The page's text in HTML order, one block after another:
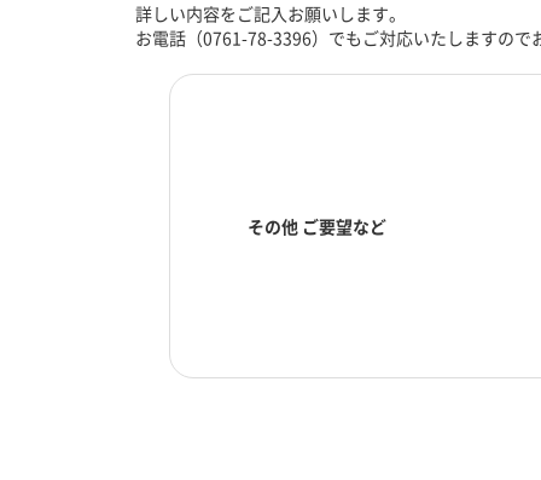
詳しい内容をご記入お願いします。
お電話（0761-78-3396）でもご対応いたしますので
その他 ご要望など